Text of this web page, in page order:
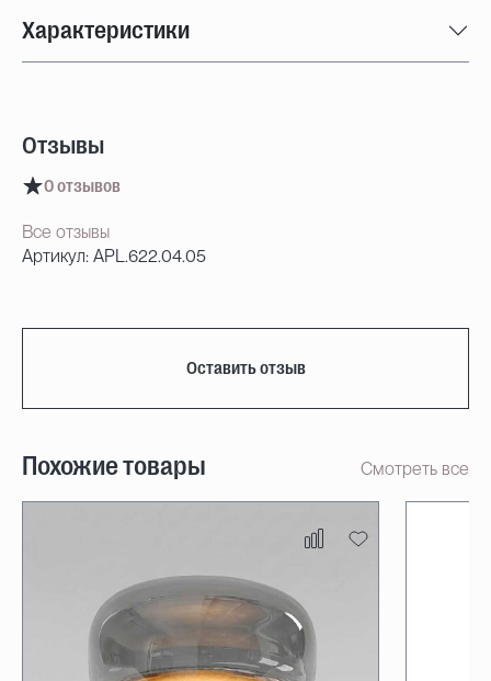
Характеристики
Отзывы
0 отзывов
Все отзывы
Артикул: APL.622.04.05
Оставить отзыв
Похожие товары Смотреть все